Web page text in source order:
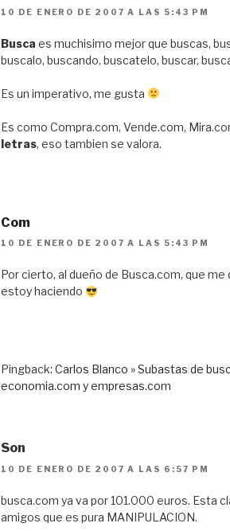
10 DE ENERO DE 2007 A LAS 5:43 PM
Busca es muchisimo mejor que buscas,
buscalo, buscando, buscatelo, buscar,
Es un imperativo, me gusta
Es como Compra.com, Vende.com,
letras, eso tambien se valora.
Com
10 DE ENERO DE 2007 A LAS 5:43 PM
Por cierto, al dueño de Busca.com, que
estoy haciendo
Pingback: Carlos Blanco » Subastas de
economia.com y empresas.com
Son
10 DE ENERO DE 2007 A LAS 6:57 PM
busca.com ya va por 101.000 euros. Esta
amigos que es pura MANIPULACION.